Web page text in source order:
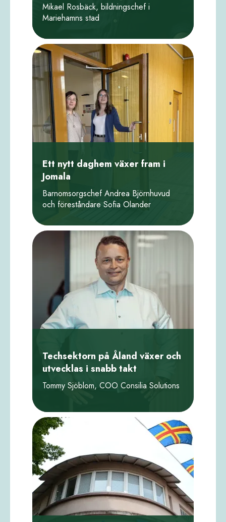
Mikael Rosbäck, bildningschef i
Mariehamns stad
Ett nytt daghem växer fram i
Jomala
Barnomsorgschef Andrea Björnhuvud
och föreståndare Sofia Olander
Techsektorn på Åland växer och
utvecklas i snabb takt
Tommy Sjöblom, COO Consilia Solutions